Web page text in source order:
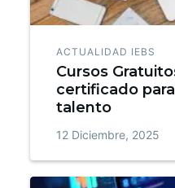
ACTUALIDAD IEBS
Cursos
certificado
talento
12 Diciembre, 2025